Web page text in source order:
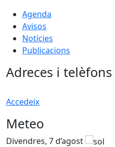
Agenda
Avisos
Notícies
Publicacions
Adreces i telèfons
Accedeix
Meteo
Divendres, 7 d’agost